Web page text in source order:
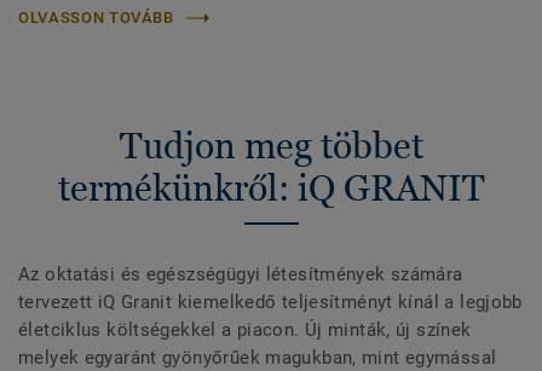
OLVASSON TOVÁBB
Tudjon meg többet
termékünkről: iQ GRANIT
Az oktatási és egészségügyi létesítmények számára
tervezett iQ Granit kiemelkedő teljesítményt kínál a legjobb
életciklus költségekkel a piacon. Új minták, új színek
melyek egyaránt gyönyőrűek magukban, mint egymással